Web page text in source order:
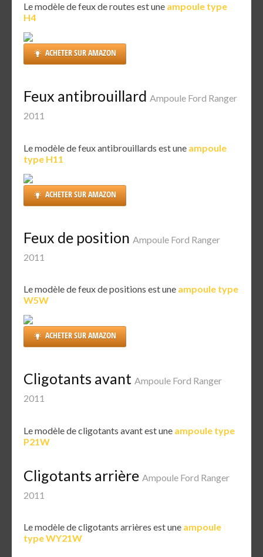
Le modèle de feux de routes est une ampoule type
H4
ACHETER SUR AMAZON
Feux antibrouillard Ampoule Ford Ranger
2011
Le modèle de feux antibrouillards est une ampoule
type H11
ACHETER SUR AMAZON
Feux de position Ampoule Ford Ranger
2011
Le modèle de feux de positions est une ampoule type
W5W
ACHETER SUR AMAZON
Cligotants avant Ampoule Ford Ranger
2011
Le modèle de cligotants avant est une ampoule type
P21W
Cligotants arrière Ampoule Ford Ranger
2011
Le modèle de cligotants arrières est une ampoule
type WY21W